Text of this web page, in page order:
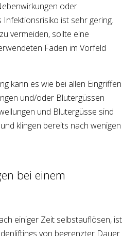
oder
Infektionsrisiko ist sehr gering.
vermeiden, sollte eine
Fäden im Vorfeld
kann es wie bei allen Eingriffen
und/oder Blutergüssen
und Blutergüsse sind
klingen bereits nach wenigen
bei einem
einiger Zeit selbstauflösen, ist
von begrenzter Dauer